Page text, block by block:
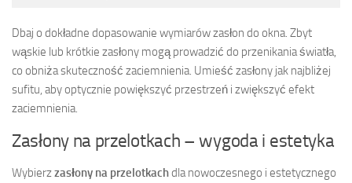
Dbaj o dokładne dopasowanie wymiarów zasłon do okna. Zbyt
wąskie lub krótkie zasłony mogą prowadzić do przenikania światła,
co obniża skuteczność zaciemnienia. Umieść zasłony jak najbliżej
sufitu, aby optycznie powiększyć przestrzeń i zwiększyć efekt
zaciemnienia.
Zasłony na przelotkach – wygoda i estetyka
Wybierzzasłony na przelotkachdla nowoczesnego i estetycznego